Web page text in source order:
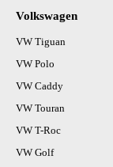
Volkswagen
VW Tiguan
VW Polo
VW Caddy
VW Touran
VW T-Roc
VW Golf